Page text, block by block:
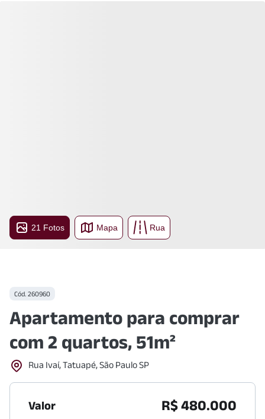
21 Fotos Mapa Rua
Cód. 260960
Apartamento para comprar
com 2 quartos, 51m²
Rua Ivaí, Tatuapé, São Paulo SP
Valor R$ 480.000